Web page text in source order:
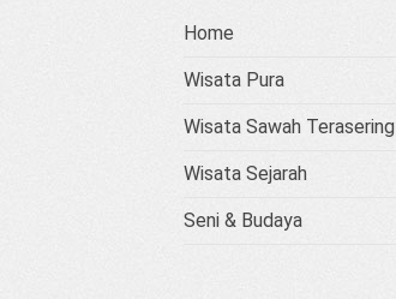
Home
Wisata Pura
Wisata Sawah Terasering
Wisata Sejarah
Seni & Budaya